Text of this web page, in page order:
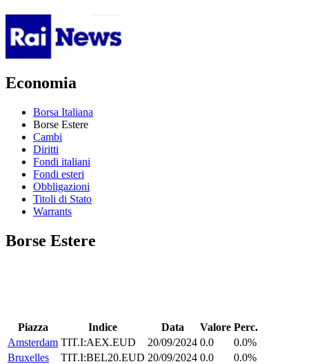
Economia
Borsa Italiana
Borse Estere
Cambi
Diritti
Fondi italiani
Fondi esteri
Obbligazioni
Titoli di Stato
Warrants
Borse Estere
Piazza Indice Data Valore Perc.
Amsterdam TIT.I:AEX.EUD 20/09/2024 0.0
0.0%
Bruxelles
TIT.I:BEL20.EUD 20/09/2024 0.0
0.0%